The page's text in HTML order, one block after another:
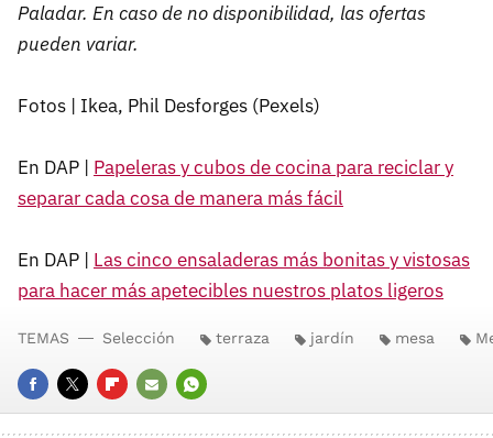
Paladar. En caso de no disponibilidad, las ofertas
pueden variar.
Fotos | Ikea, Phil Desforges (Pexels)
En DAP | Papeleras y cubos de cocina para reciclar y
separar cada cosa de manera más fácil
En DAP | Las cinco ensaladeras más bonitas y vistosas
para hacer más apetecibles nuestros platos ligeros
FACEBOOK
TWITTERFLIPBOARD
E-
WHATSAPP
TEMAS Selección terraza jardín mesa